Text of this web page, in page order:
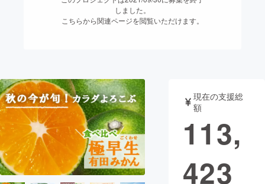
CAMPFIREふるさと納税machi-ya
しました。
こちらから関連ページを閲覧いただけます。
現在の支援総
額
113,
423